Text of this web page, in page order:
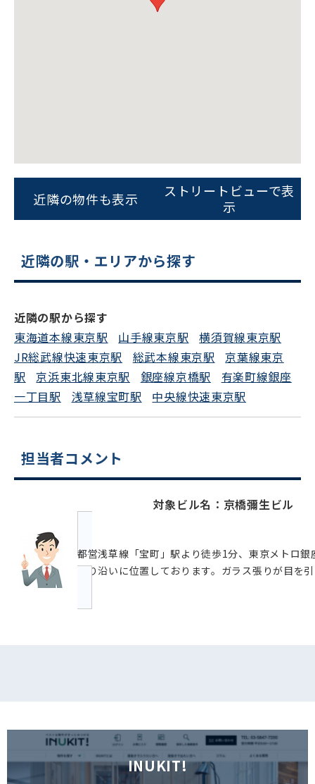
近隣の物件も表示
ストリートビューで表
示
近隣の駅・エリアから探す
近隣の駅から探す
東海道本線東京駅
山手線東京駅
横須賀線東京駅
JR総武線快速東京駅
総武本線東京駅
京葉線東京
駅
京浜東北線東京駅 銀座線京橋駅
有楽町線銀座
一丁目駅
浅草線宝町駅 中央線快速東京駅
担当者コメント
対象ビル名：京橋彌生ビル
都営浅草線「宝町」駅より徒歩1分、東京メトロ
通り沿いに位置しております。ガラス張りが目を
INUKIT!